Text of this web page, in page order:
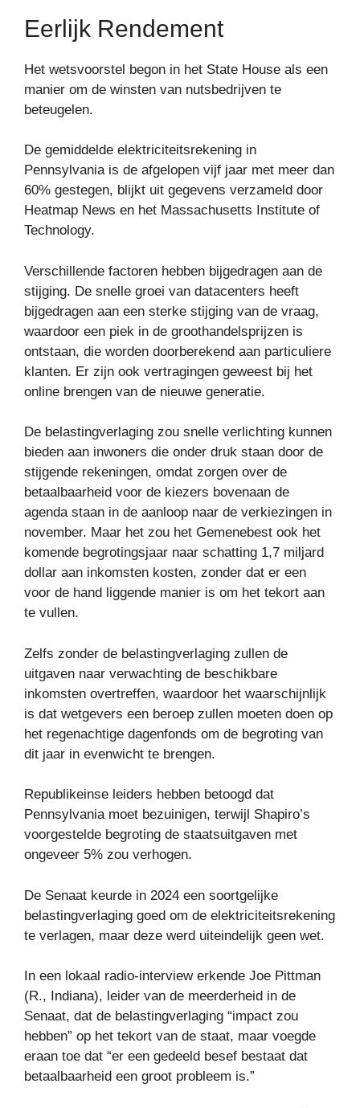
Eerlijk Rendement
Het wetsvoorstel begon in het State House als een
manier om de winsten van nutsbedrijven te
beteugelen.
De gemiddelde elektriciteitsrekening in
Pennsylvania is de afgelopen vijf jaar met meer dan
60% gestegen, blijkt uit gegevens verzameld door
Heatmap News en het Massachusetts Institute of
Technology.
Verschillende factoren hebben bijgedragen aan de
stijging. De snelle groei van datacenters heeft
bijgedragen aan een sterke stijging van de vraag,
waardoor een piek in de groothandelsprijzen is
ontstaan, die worden doorberekend aan particuliere
klanten. Er zijn ook vertragingen geweest bij het
online brengen van de nieuwe generatie.
De belastingverlaging zou snelle verlichting kunnen
bieden aan inwoners die onder druk staan ​​door de
stijgende rekeningen, omdat zorgen over de
betaalbaarheid voor de kiezers bovenaan de
agenda staan ​​in de aanloop naar de verkiezingen in
november. Maar het zou het Gemenebest ook het
komende begrotingsjaar naar schatting 1,7 miljard
dollar aan inkomsten kosten, zonder dat er een
voor de hand liggende manier is om het tekort aan
te vullen.
Zelfs zonder de belastingverlaging zullen de
uitgaven naar verwachting de beschikbare
inkomsten overtreffen, waardoor het waarschijnlijk
is dat wetgevers een beroep zullen moeten doen op
het regenachtige dagenfonds om de begroting van
dit jaar in evenwicht te brengen.
Republikeinse leiders hebben betoogd dat
Pennsylvania moet bezuinigen, terwijl Shapiro’s
voorgestelde begroting de staatsuitgaven met
ongeveer 5% zou verhogen.
De Senaat keurde in 2024 een soortgelijke
belastingverlaging goed om de elektriciteitsrekening
te verlagen, maar deze werd uiteindelijk geen wet.
In een lokaal radio-interview erkende Joe Pittman
(R., Indiana), leider van de meerderheid in de
Senaat, dat de belastingverlaging “impact zou
hebben” op het tekort van de staat, maar voegde
eraan toe dat “er een gedeeld besef bestaat dat
betaalbaarheid een groot probleem is.”